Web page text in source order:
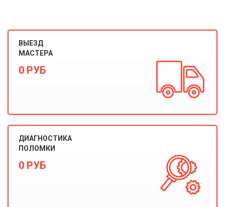
ВЫЕЗД
МАСТЕРА
0 РУБ
ДИАГНОСТИКА
ПОЛОМКИ
0 РУБ